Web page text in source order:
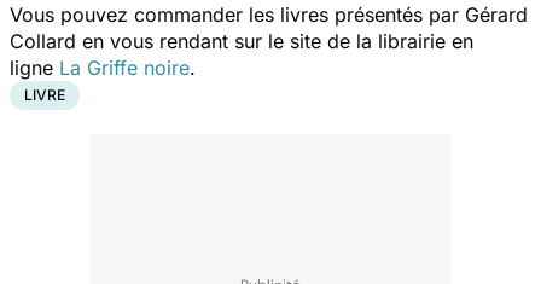
Vous pouvez commander les livres présentés par Gérard
Collard en vous rendant sur le site de la librairie en
ligne La Griffe noire.
LIVRE